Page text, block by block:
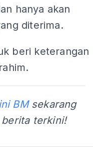
hanya akan
diterima.
beri keterangan
BMsekarang
berita terkini!